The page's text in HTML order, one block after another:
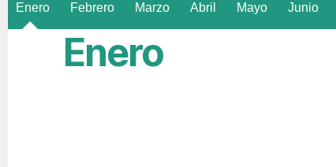
Enero Febrero Marzo Abril Mayo Junio
Enero